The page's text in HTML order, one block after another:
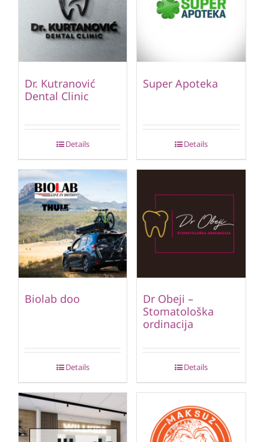
Dr. Kutranović
Dental Clinic
Details
Super Apoteka
Details
Biolab doo
Details
Dr Obeji –
Stomatološka
ordinacija
Details